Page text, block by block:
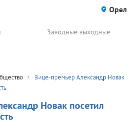
Орел
Заводные выходные
Вице-премьер Александр Новак
Новак посетил